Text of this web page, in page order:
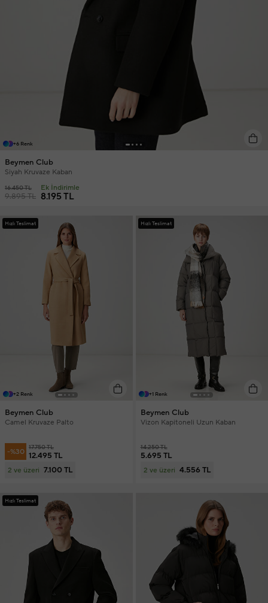
+6 Renk
Beymen Club
Siyah Kruvaze Kaban
16.450 TL
9.895 TL 8.195 TL
Ek İndirimle
Hızlı Teslimat
+2 Renk
Beymen Club
Camel Kruvaze Palto
-%30 17.750 TL
12.495 TL
2 ve üzeri 7.100 TL
Hızlı Teslimat
+1 Renk
Beymen Club
Vizon Kapitoneli Uzun Kaban
14.250 TL
5.695 TL
2 ve üzeri 4.556 TL
Hızlı Teslimat